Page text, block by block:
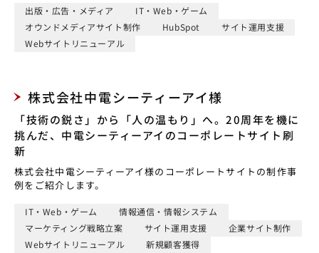
出版・広告・メディア
IT・Web・ゲーム
オウンドメディアサイト制作
HubSpot
サイト運用支援
Webサイトリニューアル
株式会社中電シーティーアイ様
「技術の鋭さ」から「人の温もり」へ。20周年を機に
挑んだ、中電シーティーアイのコーポレートサイト刷
新
株式会社中電シーティーアイ様のコーポレートサイトの制作事
例をご紹介します。
IT・Web・ゲーム
情報通信・情報システム
マーケティング戦略立案
サイト運用支援
企業サイト制作
Webサイトリニューアル
新規顧客獲得